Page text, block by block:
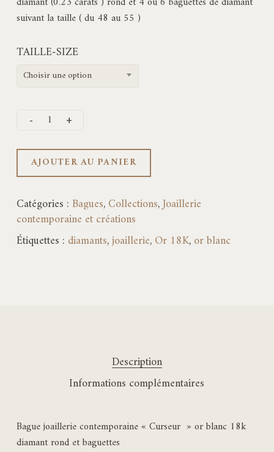
suivant la taille ( du 48 au 55 )
TAILLE-SIZE
Choisir une option
AJOUTER AU PANIER
Catégories :Bagues,Collections,Joaillerie
contemporaine et créations
Étiquettes : diamants,joaillerie,Or 18K,or blanc
Description
Informations complémentaires
Bague joaillerie contemporaine « Curseur » or blanc 18k
diamant rond et baguettes